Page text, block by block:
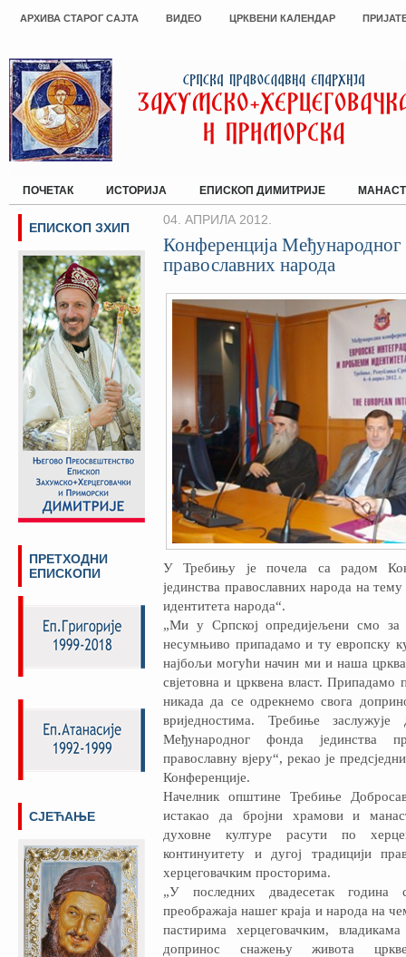
АРХИВА СТАРОГ САЈТА ВИДЕО ЦРКВЕНИ КАЛЕНДАР
ПОЧЕТАК ИСТОРИЈА ЕПИСКОП ДИМИТРИЈЕ
04. АПРИЛА 2012.
Конференција Међународног
православних народа
У Требињу је почела са радом
јединства православних народа на
идентитета народа“.
„Ми у Српској опредијељени смо за
несумњиво припадамо и ту европску
најбољи могући начин ми и наша
свјетовна и црквена власт. Припадамо
никада да се одрекнемо свога
вриједностима. Требиње
Међународног фонда јединства
православну вјеру“, рекао је
Конференције.
Начелник општине Требиње
истакао да бројни храмови и
духовне културе расути по
континуитету и дугој традицији
херцеговачким просторима.
„У последних двадесетак година
преображаја нашег краја и народа на
пастирима херцеговачким,
допринос снажењу живота
ЕПИСКОП ЗХИП
ПРЕТХОДНИ
ЕПИСКОПИ
СЈЕЋАЊЕ